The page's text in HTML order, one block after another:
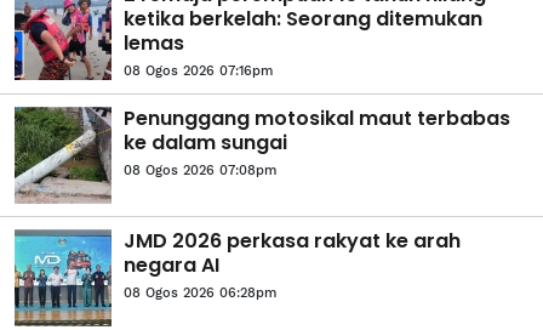
ketika berkelah: Seorang ditemukan
lemas
08 Ogos 2026 07:16pm
Penunggang motosikal maut terbabas
ke dalam sungai
08 Ogos 2026 07:08pm
JMD 2026 perkasa rakyat ke arah
negara AI
08 Ogos 2026 06:28pm